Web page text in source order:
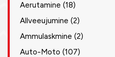
Aerutamine (18)
Allveeujumine (2)
Ammulaskmine (2)
Auto-Moto (107)